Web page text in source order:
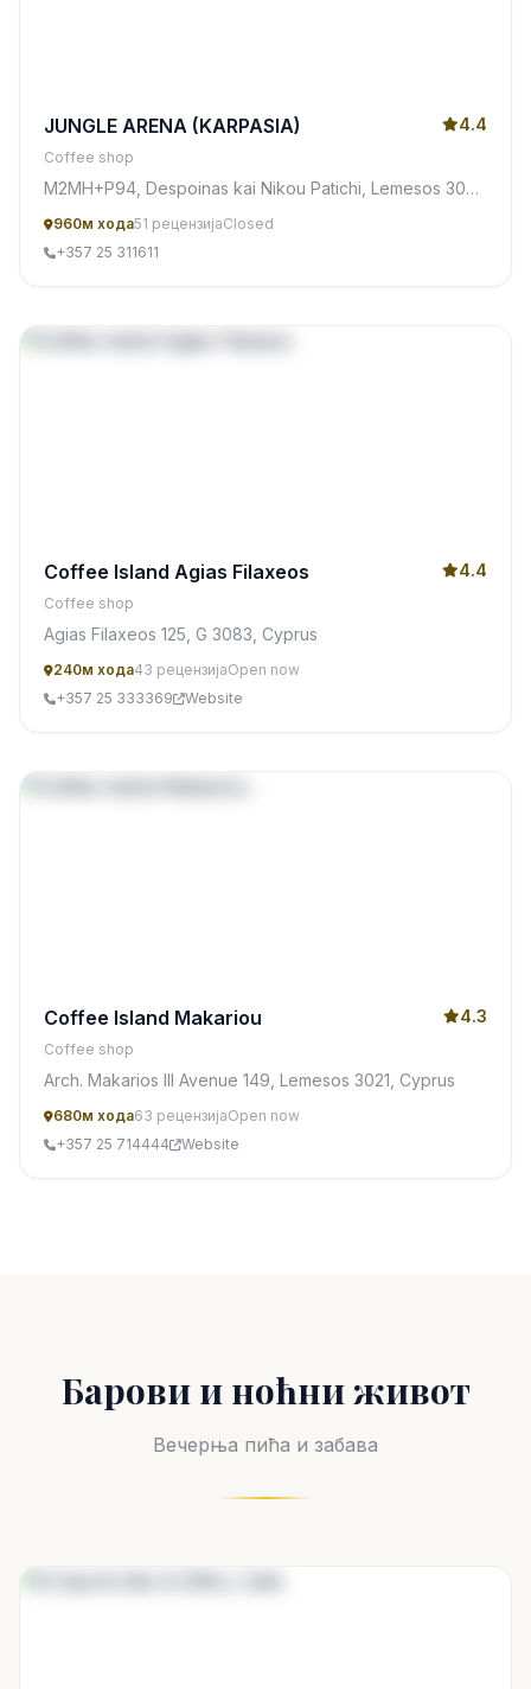
JUNGLE ARENA (KARPASIA) 4.4
Coffee shop
M2MH+P94, Despoinas kai Nikou Patichi, Lemesos 3071,
960м хода51 рецензијаClosed
+357 25 311611
Coffee Island Agias Filaxeos 4.4
Coffee shop
Agias Filaxeos 125, G 3083, Cyprus
240м хода43 рецензијаOpen now
+357 25 333369
Website
Coffee Island Makariou 4.3
Coffee shop
Arch. Makarios III Avenue 149, Lemesos 3021, Cyprus
680м хода63 рецензијаOpen now
+357 25 714444
Website
Барови и ноћни живот
Вечерња пића и забава